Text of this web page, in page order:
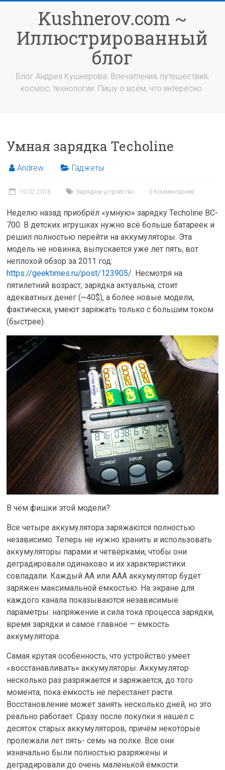
содержимомуKushnerov.com ~
Иллюстрированный
блог
Блог Андрея Кушнерова. Впечатления, путешествия,
космос, технологии. Пишу о всём, что интересно.
Умная зарядка Techoline
Andrew Гаджеты
10.02.2016 Зарядное устройство 0 Комментариев
Неделю назад приобрёл «умную» зарядку Techoline BC-
700. В детских игрушках нужно всё больше батареек и
решил полностью перейти на аккумуляторы. Эта
модель не новинка, выпускается уже лет пять, вот
неплохой обзор за 2011 год:
https://geektimes.ru/post/123905/. Несмотря на
пятилетний возраст, зарядка актуальна, стоит
адекватных денег (~40$), а более новые модели,
фактически, умеют заряжать только с большим током
(быстрее).
В чём фишки этой модели?
Все четыре аккумулятора заряжаются полностью
независимо. Теперь не нужно хранить и использовать
аккумуляторы парами и четвёрками, чтобы они
деградировали одинаково и их характеристики
совпадали. Каждый AA или AAA аккумулятор будет
заряжен максимальной ёмкостью. На экране для
каждого канала показываются независимые
параметры: напряжение и сила тока процесса зарядки,
время зарядки и самое главное — ёмкость
аккумулятора.
Самая крутая особенность, что устройство умеет
«восстанавливать» аккумуляторы. Аккумулятор
несколько раз разряжается и заряжается, до того
момента, пока ёмкость не перестанет расти.
Восстановление может занять несколько дней, но это
реально работает. Сразу после покупки я нашёл с
десяток старых аккумуляторов, причём некоторые
пролежали лет пять- семь на полке. Все они
изначально были полностью разряжены и
деградировали до очень маленькой ёмкости